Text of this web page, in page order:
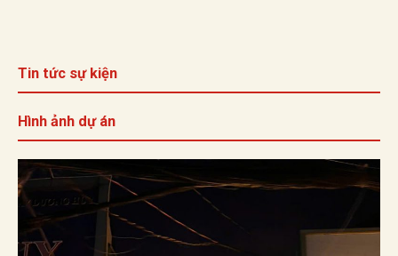
Tin tức sự kiện
Hình ảnh dự án